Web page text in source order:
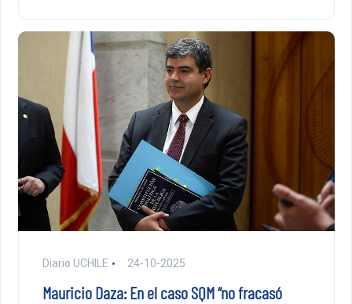
Diario UCHILE 24-10-2025
Mauricio Daza: En el caso SQM “no fracasó